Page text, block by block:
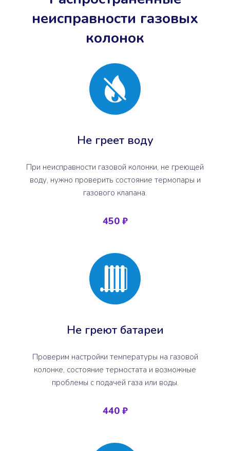
неисправности газовых
колонок
Не греет воду
При неисправности газовой колонки, не греющей
воду, нужно проверить состояние термопары и
газового клапана.
450 ₽
Не греют батареи
Проверим настройки температуры на газовой
колонке, состояние термостата и возможные
проблемы с подачей газа или воды.
440 ₽